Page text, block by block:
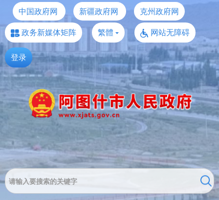
中国政府网 新疆政府网
克州政府网
政务新媒体矩阵
繁體 网站无障碍
登录